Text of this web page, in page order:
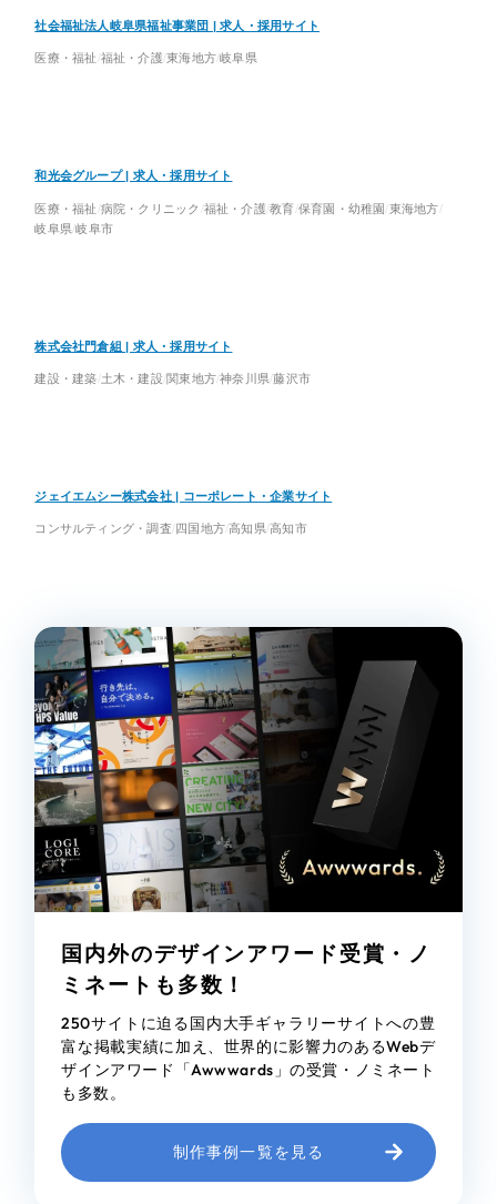
社会福祉法人岐阜県福祉事業団 | 求人・採用サイト
医療・福祉 福祉・介護 東海地方 岐阜県
和光会グループ | 求人・採用サイト
医療・福祉 病院・クリニック 福祉・介護 教育 保育園・幼稚園 東海地方
岐阜県 岐阜市
株式会社門倉組 | 求人・採用サイト
建設・建築 土木・建設 関東地方 神奈川県 藤沢市
ジェイエムシー株式会社 | コーポレート・企業サイト
コンサルティング・調査 四国地方 高知県 高知市
国内外のデザインアワード受賞・ノ
ミネートも多数！
250サイトに迫る国内大手ギャラリーサイトへの豊
富な掲載実績に加え、世界的に影響力のあるWebデ
ザインアワード「Awwwards」の受賞・ノミネート
も多数。
制作事例一覧を見る